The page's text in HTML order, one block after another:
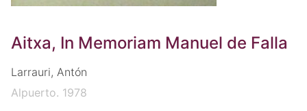
Aitxa, In Memoriam Manuel de Falla
Larrauri, Antón
Alpuerto. 1978